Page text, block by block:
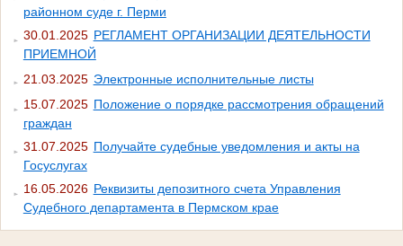
районном суде г. Перми
30.01.2025 РЕГЛАМЕНТ ОРГАНИЗАЦИИ ДЕЯТЕЛЬНОСТИ
ПРИЕМНОЙ
21.03.2025 Электронные исполнительные листы
15.07.2025 Положение о порядке рассмотрения обращений
граждан
31.07.2025 Получайте судебные уведомления и акты на
Госуслугах
16.05.2026 Реквизиты депозитного счета Управления
Судебного департамента в Пермском крае